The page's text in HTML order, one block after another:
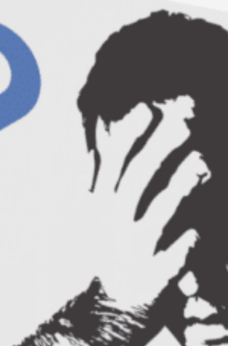
rezultat firesc al faptului de a fi o fiinta
umana. Cum provocarea este ca aceasta
capacitate sa fie dezvoltata si sa avem
incredere ca ea exista in noi, va invitam la
workshopul „Creativitate si incredere in
sine” pentru a descoperi creativitatea
din voi, moduri inovative de comunicare
si tehnici de crestere a increderii in sine.
Cultura creativitatii trebuie sa-i implice pe
toti, nu numai pe cei alesi. Cu o incredere in
sine puternica, veti avea puterea sa va
accesati creativitatea, sa va jucati cu ea, sa
gasiti solutii inovative la diverse situatii de
viata. Am ales sa organizam un curs
interactiv in care vom acoperi modalitati de
inlaturare a barierelor in accesarea
creativitatii si a increderii in sine, metode si
tehnici de creativitate, exercitii de
improvizatie si comunicare interpersonala.
Vom imbina creativitatea cu intuitia, cu
increderea in sine si vom scoate in
valoare punctele voastre tari.
este trainer acreditat CNFPA.
Sustine trainguri de creativitate si dezvoltare
personala. A creat proiectul „
Bugetarii veseli”
pentru sistemul de stat prin care doreste sa
aduca o noua perspectiva bugetarilor din
Romania.